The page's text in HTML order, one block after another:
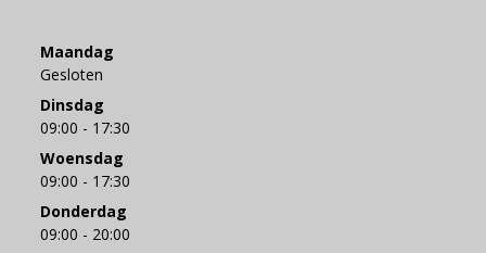
Maandag
Gesloten
Dinsdag
09:00 - 17:30
Woensdag
09:00 - 17:30
Donderdag
09:00 - 20:00